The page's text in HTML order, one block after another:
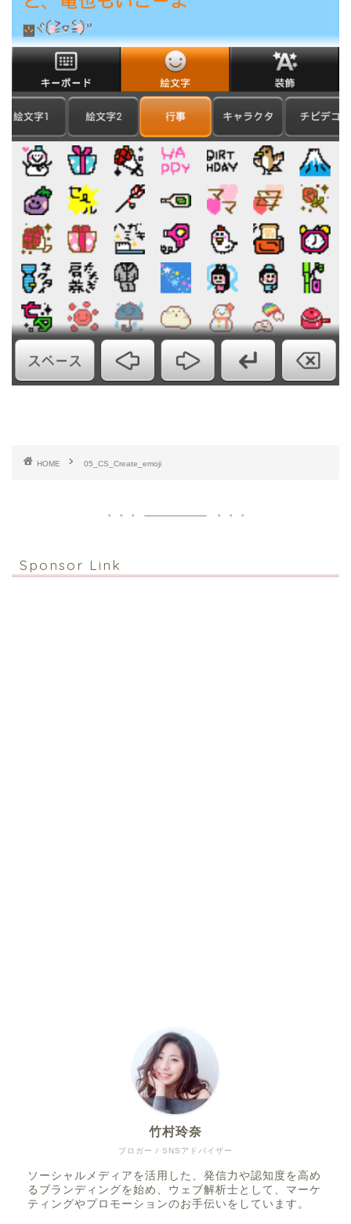
HOME 05_CS_Create_emoji
Sponsor Link
ブロガー / SNSアドバイザー
竹村玲奈
ソーシャルメディアを活用した、発信力や認知度を高め
るブランディングを始め、ウェブ解析士として、マーケ
ティングやプロモーションのお手伝いをしています。